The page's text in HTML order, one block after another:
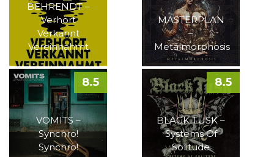
BEHRENDT –
Verhört
Verkannt
Vereinnahmt
MASTERPLAN
–
Metalmorphosis
VOMITS –
Synchro!
Synchro!
8.5
BLACK TUSK –
Systems Of
Solitude
8.5